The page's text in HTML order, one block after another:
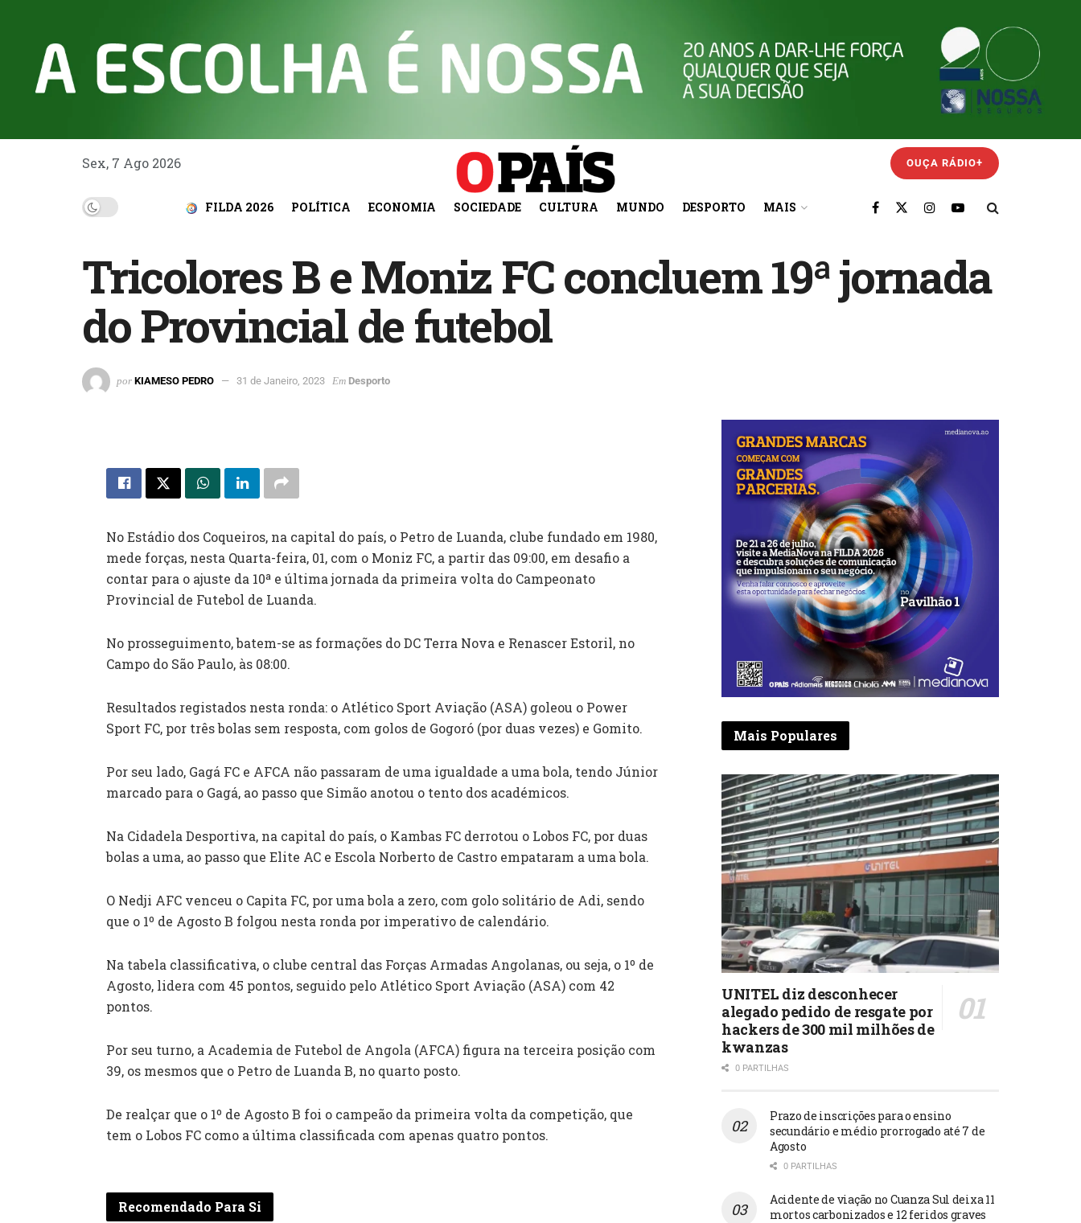
Sex, 7 Ago 2026 OUÇA RÁDIO+
FILDA 2026 POLÍTICA ECONOMIA SOCIEDADE CULTURA MUNDO DESPORTO MAIS
Tricolores B e Moniz FC concluem 19ª jornada
do Provincial de futebol
por KIAMESO PEDRO 31 de Janeiro, 2023 Em Desporto
No Estádio dos Coqueiros, na capital do país, o Petro de Luanda, clube fundado em 1980,
mede forças, nesta Quarta-feira, 01, com o Moniz FC, a partir das 09:00, em desafio a
contar para o ajuste da 10ª e última jornada da primeira volta do Campeonato
Provincial de Futebol de Luanda.
No prosseguimento, batem-se as formações do DC Terra Nova e Renascer Estoril, no
Campo do São Paulo, às 08:00.
Resultados registados nesta ronda: o Atlético Sport Aviação (ASA) goleou o Power
Sport FC, por três bolas sem resposta, com golos de Gogoró (por duas vezes) e Gomito.
Por seu lado, Gagá FC e AFCA não passaram de uma igualdade a uma bola, tendo Júnior
marcado para o Gagá, ao passo que Simão anotou o tento dos académicos.
Na Cidadela Desportiva, na capital do país, o Kambas FC derrotou o Lobos FC, por duas
bolas a uma, ao passo que Elite AC e Escola Norberto de Castro empataram a uma bola.
O Nedji AFC venceu o Capita FC, por uma bola a zero, com golo solitário de Adi, sendo
que o 1º de Agosto B folgou nesta ronda por imperativo de calendário.
Na tabela classificativa, o clube central das Forças Armadas Angolanas, ou seja, o 1º de
Agosto, lidera com 45 pontos, seguido pelo Atlético Sport Aviação (ASA) com 42
pontos.
Por seu turno, a Academia de Futebol de Angola (AFCA) figura na terceira posição com
39, os mesmos que o Petro de Luanda B, no quarto posto.
De realçar que o 1º de Agosto B foi o campeão da primeira volta da competição, que
tem o Lobos FC como a última classificada com apenas quatro pontos.
Recomendado Para Si
Mais Populares
UNITEL diz desconhecer
alegado pedido de resgate por
hackers de 300 mil milhões de
kwanzas
0 PARTILHAS
Prazo de inscrições para o ensino
secundário e médio prorrogado até 7 de
Agosto
0 PARTILHAS
Acidente de viação no Cuanza Sul deixa 11
mortos carbonizados e 12 feridos graves